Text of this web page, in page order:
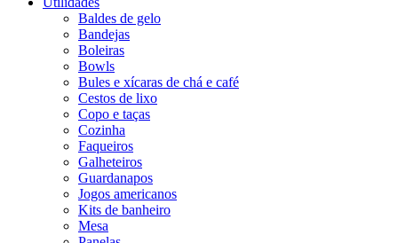
Baldes de gelo
Bandejas
Boleiras
Bowls
Bules e xícaras de chá e café
Cestos de lixo
Copo e taças
Cozinha
Faqueiros
Galheteiros
Guardanapos
Jogos americanos
Kits de banheiro
Mesa